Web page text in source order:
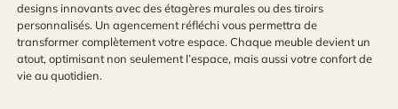
designs innovants avec des étagères murales ou des tiroirs
personnalisés. Un agencement réfléchi vous permettra de
transformer complètement votre espace. Chaque meuble devient un
atout, optimisant non seulement l’espace, mais aussi votre confort de
vie au quotidien.